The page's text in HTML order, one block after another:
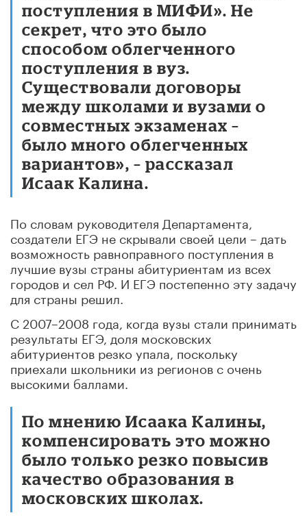
поступления в МИФИ». Не
секрет, что это было
способом облегченного
поступления в вуз.
Существовали договоры
между школами и вузами о
совместных экзаменах –
было много облегченных
вариантов», – рассказал
Исаак Калина.
По словам руководителя Департамента,
создатели ЕГЭ не скрывали своей цели – дать
возможность равноправного поступления в
лучшие вузы страны абитуриентам из всех
городов и сел РФ. И ЕГЭ постепенно эту задачу
для страны решил.
С 2007–2008 года, когда вузы стали принимать
результаты ЕГЭ, доля московских
абитуриентов резко упала, поскольку
приехали школьники из регионов с очень
высокими баллами.
По мнению Исаака Калины,
компенсировать это можно
было только резко повысив
качество образования в
московских школах.